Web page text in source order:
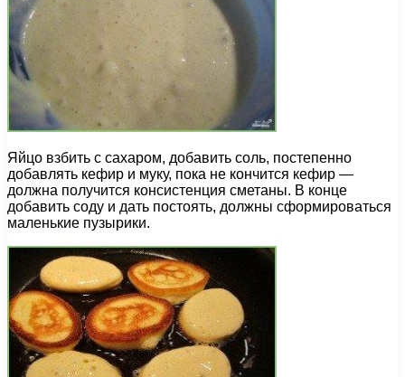
Яйцо взбить с сахаром, добавить соль, постепенно
добавлять кефир и муку, пока не кончится кефир —
должна получится консистенция сметаны. В конце
добавить соду и дать постоять, должны сформироваться
маленькие пузырики.